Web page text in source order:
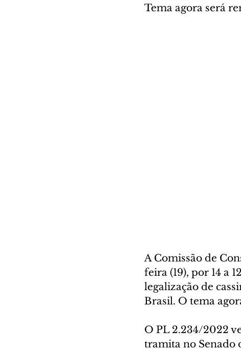
Tema agora será
A Comissão de
feira (19), por 14 a
legalização de
Brasil. O tema
O PL 2.234/2022
tramita no Senado